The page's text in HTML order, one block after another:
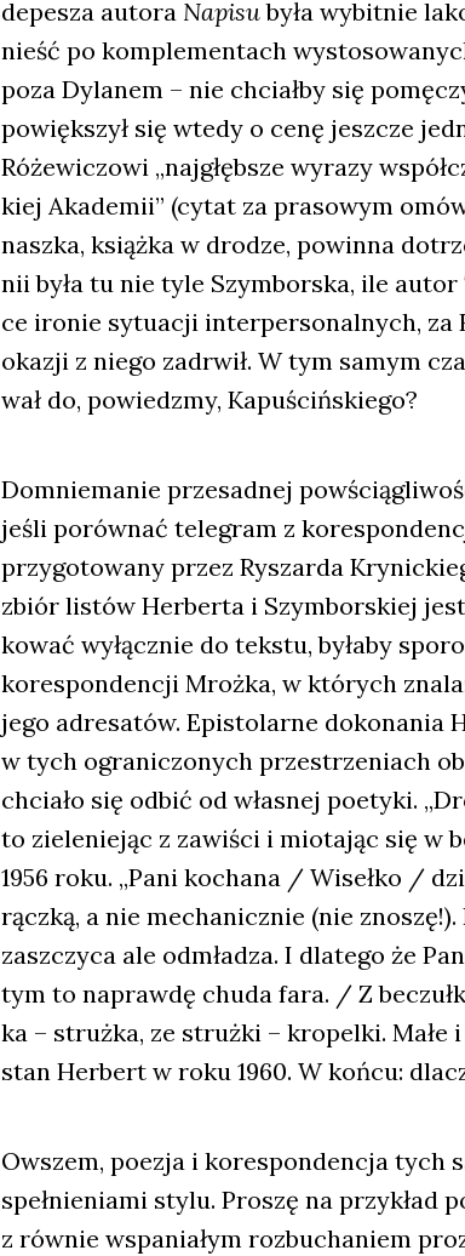
depe­sza auto­ra Napi­subyła wybit­nie
nieść po kom­ple­men­tach
poza Dyla­nem – nie chciał­by się
powięk­szył się wte­dy o cenę jesz­cze
Róże­wi­czo­wi „naj­głęb­sze wyra­zy
kiej Aka­de­mii” (cytat za pra­so­wym
nasz­ka, książ­ka w dro­dze, powin­na
nii była tu nie tyle Szym­bor­ska, ile autor
ce iro­nie sytu­acji inter­per­so­nal­nych, za
oka­zji z nie­go zadrwił. W tym samym
wał do, powiedz­my, Kapu­ściń­skie­go?
Domnie­ma­nie prze­sad­nej
jeśli porów­nać tele­gram z
przy­go­to­wa­ny przez Ryszar­da
zbiór listów Her­ber­ta i Szym­bor­skiej
ko­wać wyłącz­nie do tek­stu, była­by
kore­spon­den­cji Mroż­ka, w któ­rych
jego adre­sa­tów. Epi­sto­lar­ne doko­na­nia
w tych ogra­ni­czo­nych prze­strze­niach
chcia­ło się odbić od wła­snej poety­ki.
to zie­le­nie­jąc z zawi­ści i mio­ta­jąc się w
1956 roku. „Pani kocha­na / Wiseł­ko /
rącz­ką, a nie mecha­nicz­nie (nie
zaszczy­ca ale odmła­dza. I dla­te­go że
tym to napraw­dę chu­da fara. / Z
ka – struż­ka, ze struż­ki – kro­pel­ki.
stan Her­bert w roku 1960. W koń­cu:
Owszem, poezja i kore­spon­den­cja
speł­nie­nia­mi sty­lu. Pro­szę na
z rów­nie wspa­nia­łym roz­bu­cha­niem